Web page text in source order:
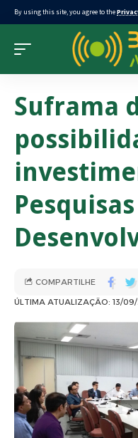
By using this site, you agree to the
Suframa
ÚLTIMA ATUALIZAÇÃO: 13/
COMPARTILHE